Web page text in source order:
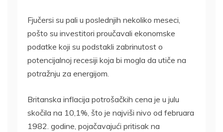
Fjučersi su pali u poslednjih nekoliko meseci,
pošto su investitori proučavali ekonomske
podatke koji su podstakli zabrinutost o
potencijalnoj recesiji koja bi mogla da utiče na
potražnju za energijom.
Britanska inflacija potrošačkih cena je u julu
skočila na 10,1%, što je najviši nivo od februara
1982. godine, pojačavajući pritisak na